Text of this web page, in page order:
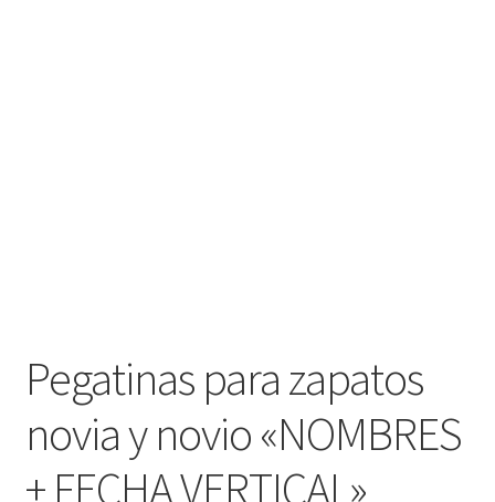
Pegatinas para zapatos
novia y novio «NOMBRES
+ FECHA VERTICAL»